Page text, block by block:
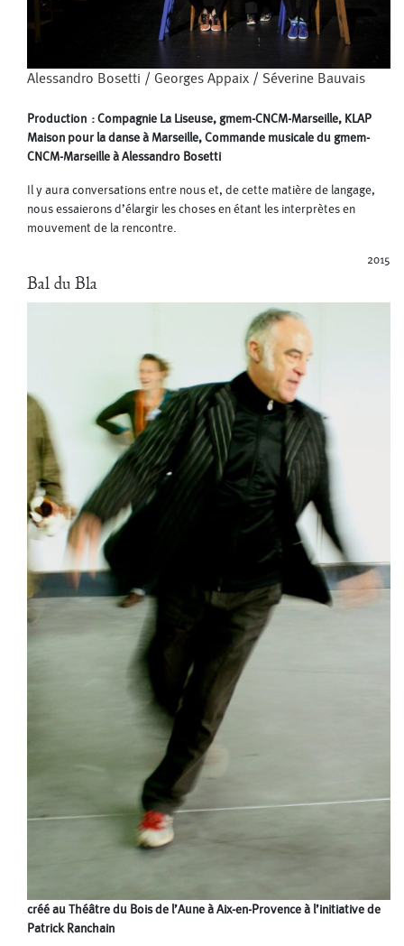
Alessandro Bosetti / Georges Appaix / Séverine Bauvais
Production : Compagnie La Liseuse, gmem-CNCM-Marseille, KLAP
Maison pour la danse à Marseille, Commande musicale du gmem-
CNCM-Marseille à Alessandro Bosetti
Il y aura conversations entre nous et, de cette matière de langage,
nous essaierons d’élargir les choses en étant les interprètes en
mouvement de la rencontre.
2015
Bal du Bla
créé au Théâtre du Bois de l’Aune à Aix-en-Provence à l’initiative de
Patrick Ranchain